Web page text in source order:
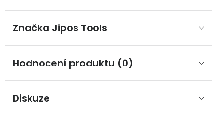
Značka Jipos Tools
Hodnocení produktu (0)
Diskuze